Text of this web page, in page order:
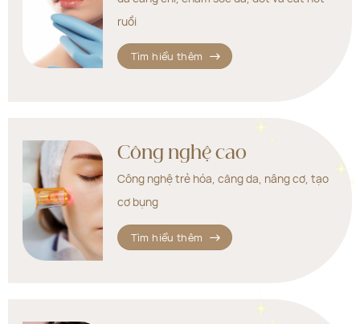
ruồi
Tìm hiểu thêm
Công nghệ cao
Công nghệ trẻ hóa, căng da, nâng cơ, tạo
cơ bụng
Tìm hiểu thêm